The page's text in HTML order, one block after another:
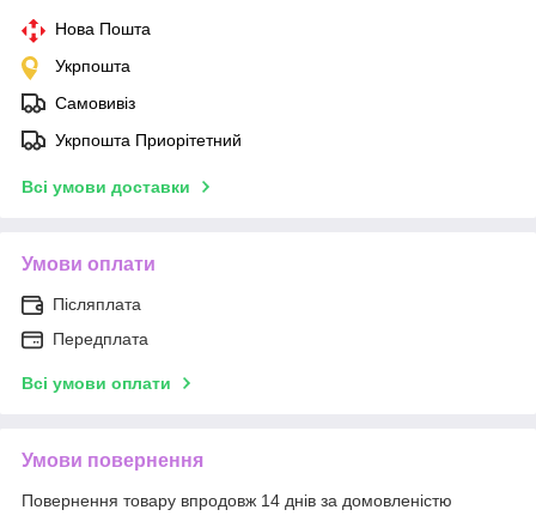
Нова Пошта
Укрпошта
Самовивіз
Укрпошта Приорітетний
Всі умови доставки
Умови оплати
Післяплата
Передплата
Всі умови оплати
Умови повернення
Повернення товару впродовж 14 днів за домовленістю